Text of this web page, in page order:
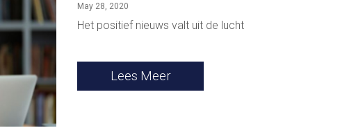
May 28, 2020
Het positief nieuws valt uit de lucht
Lees Meer